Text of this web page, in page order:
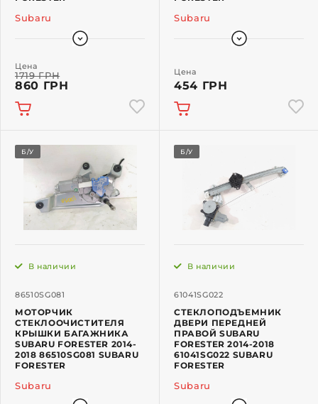
Subaru
Цена
1719 ГРН
860 ГРН
Subaru
Цена
454 ГРН
Б/У
86510SG081
В наличии
МОТОРЧИК
СТЕКЛООЧИСТИТЕЛЯ
КРЫШКИ БАГАЖНИКА
SUBARU FORESTER 2014-
2018 86510SG081 SUBARU
FORESTER
Subaru
Б/У
61041SG022
В наличии
СТЕКЛОПОДЪЕМНИК
ДВЕРИ ПЕРЕДНЕЙ
ПРАВОЙ SUBARU
FORESTER 2014-2018
61041SG022 SUBARU
FORESTER
Subaru